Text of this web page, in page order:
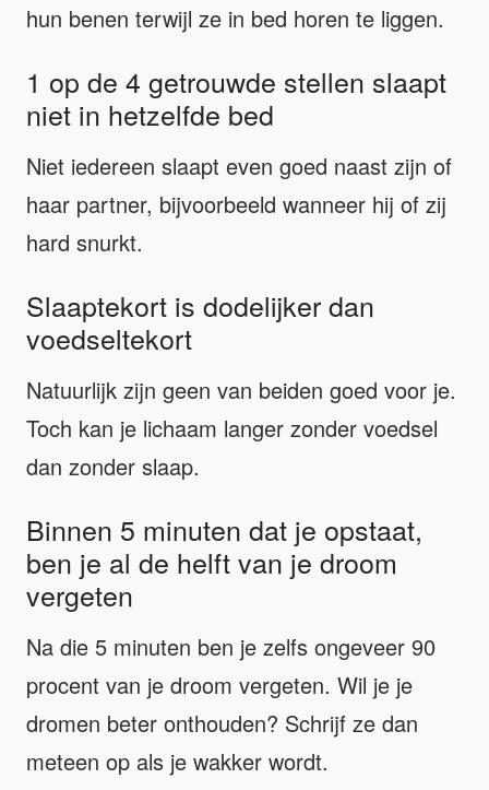
hun benen terwijl ze in bed horen te liggen.
1 op de 4 getrouwde stellen slaapt
niet in hetzelfde bed
Niet iedereen slaapt even goed naast zijn of
haar partner, bijvoorbeeld wanneer hij of zij
hard snurkt.
Slaaptekort is dodelijker dan
voedseltekort
Natuurlijk zijn geen van beiden goed voor je.
Toch kan je lichaam langer zonder voedsel
dan zonder slaap.
Binnen 5 minuten dat je opstaat,
ben je al de helft van je droom
vergeten
Na die 5 minuten ben je zelfs ongeveer 90
procent van je droom vergeten. Wil je je
dromen beter onthouden? Schrijf ze dan
meteen op als je wakker wordt.